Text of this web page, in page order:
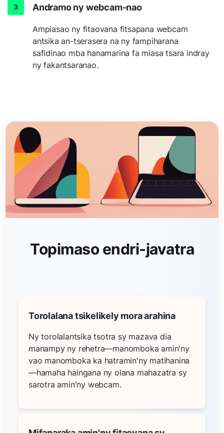
Andramo ny webcam-nao
Ampiasao ny fitaovana fitsapana webcam
antsika an-tserasera na ny fampiharana
safidinao mba hanamarina fa miasa tsara indray
ny fakantsaranao.
Topimaso endri-javatra
Torolalana tsikelikely mora arahina
Ny torolalantsika tsotra sy mazava dia
manampy ny rehetra—manomboka amin'ny
vao manomboka ka hatramin'ny matihanina
—hamaha haingana ny olana mahazatra sy
sarotra amin'ny webcam.